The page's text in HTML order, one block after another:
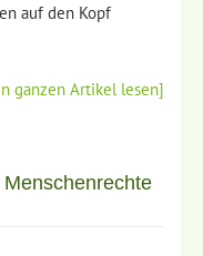
auf den Kopf
ganzen Artikel lesen]